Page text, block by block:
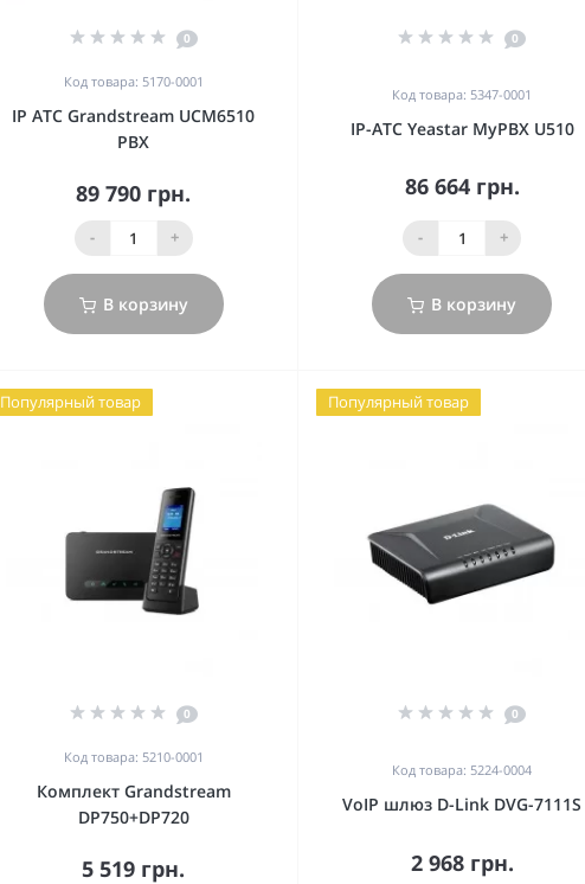
0
Код товара: 5170-0001
IP АТС Grandstream UCM6510
PBX
89 790 грн.
- +
В корзину
0
Код товара: 5347-0001
IP-АТС Yeastar MyPBX U510
86 664 грн.
- +
В корзину
Популярный товар
0
Код товара: 5210-0001
Комплект Grandstream
DP750+DP720
5 519 грн.
Популярный товар
0
Код товара: 5224-0004
VoIP шлюз D-Link DVG-7111S
2 968 грн.